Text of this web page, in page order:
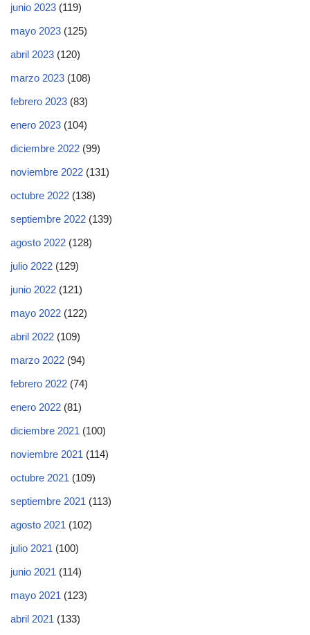
junio 2023 (119)
mayo 2023 (125)
abril 2023 (120)
marzo 2023 (108)
febrero 2023 (83)
enero 2023 (104)
diciembre 2022 (99)
noviembre 2022 (131)
octubre 2022 (138)
septiembre 2022 (139)
agosto 2022 (128)
julio 2022 (129)
junio 2022 (121)
mayo 2022 (122)
abril 2022 (109)
marzo 2022 (94)
febrero 2022 (74)
enero 2022 (81)
diciembre 2021 (100)
noviembre 2021 (114)
octubre 2021 (109)
septiembre 2021 (113)
agosto 2021 (102)
julio 2021 (100)
junio 2021 (114)
mayo 2021 (123)
abril 2021 (133)